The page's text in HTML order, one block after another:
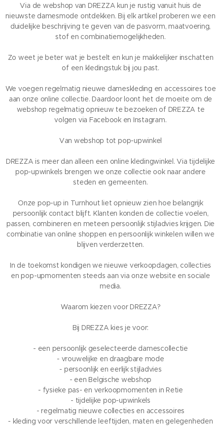
Via de webshop van DREZZA kun je rustig vanuit huis de
nieuwste damesmode ontdekken. Bij elk artikel proberen we een
duidelijke beschrijving te geven van de pasvorm, maatvoering,
stof en combinatiemogelijkheden.
Zo weet je beter wat je bestelt en kun je makkelijker inschatten
of een kledingstuk bij jou past.
We voegen regelmatig nieuwe dameskleding en accessoires toe
aan onze online collectie. Daardoor loont het de moeite om de
webshop regelmatig opnieuw te bezoeken of DREZZA te
volgen via Facebook en Instagram.
Van webshop tot pop-upwinkel
DREZZA is meer dan alleen een online kledingwinkel. Via tijdelijke
pop-upwinkels brengen we onze collectie ook naar andere
steden en gemeenten.
Onze pop-up in Turnhout liet opnieuw zien hoe belangrijk
persoonlijk contact blijft. Klanten konden de collectie voelen,
passen, combineren en meteen persoonlijk stijladvies krijgen. Die
combinatie van online shoppen en persoonlijk winkelen willen we
blijven verderzetten.
In de toekomst kondigen we nieuwe verkoopdagen, collecties
en pop-upmomenten steeds aan via onze website en sociale
media.
Waarom kiezen voor DREZZA?
Bij DREZZA kies je voor:
- een persoonlijk geselecteerde damescollectie
- vrouwelijke en draagbare mode
- persoonlijk en eerlijk stijladvies
- een Belgische webshop
- fysieke pas- en verkoopmomenten in Retie
- tijdelijke pop-upwinkels
- regelmatig nieuwe collecties en accessoires
- kleding voor verschillende leeftijden, maten en gelegenheden